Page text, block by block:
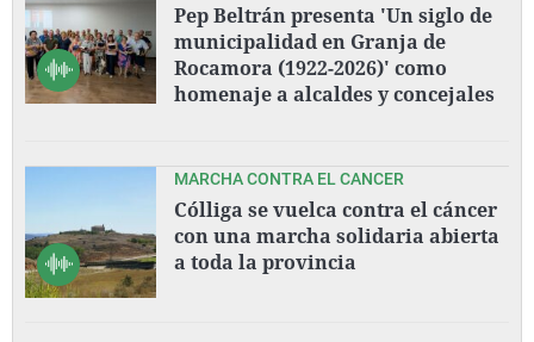
Pep Beltrán presenta 'Un siglo de
municipalidad en Granja de
Rocamora (1922-2026)' como
homenaje a alcaldes y concejales
MARCHA CONTRA EL CANCER
Cólliga se vuelca contra el cáncer
con una marcha solidaria abierta
a toda la provincia